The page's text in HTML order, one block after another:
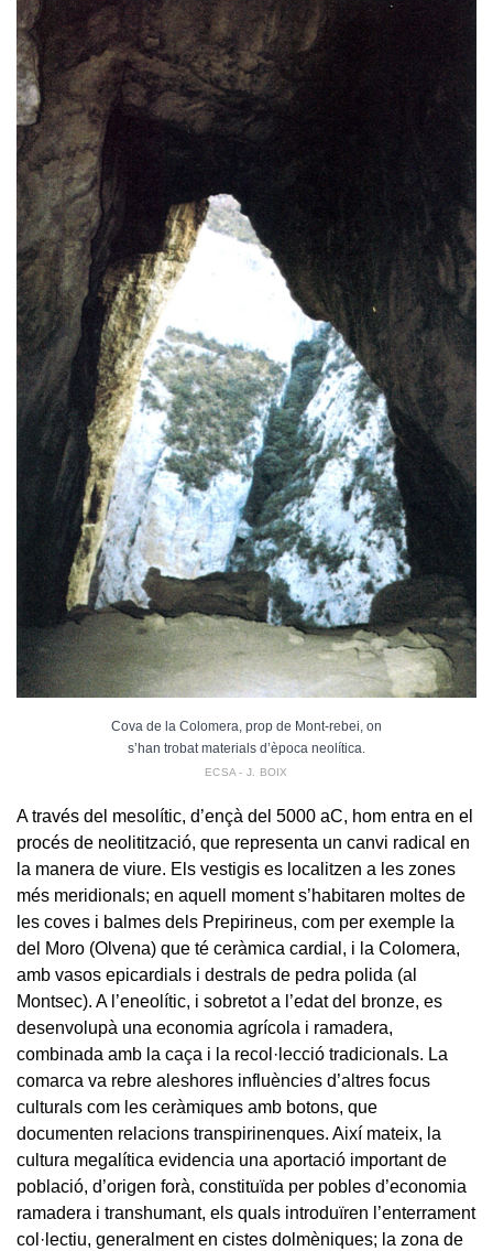
Cova de la Colomera, prop de Mont-rebei, on
s’han trobat materials d’època neolítica.
ECSA - J. BOIX
A través del mesolític, d’ençà del 5000 aC, hom entra en el
procés de neolitització, que representa un canvi radical en
la manera de viure. Els vestigis es localitzen a les zones
més meridionals; en aquell moment s’habitaren moltes de
les coves i balmes dels Prepirineus, com per exemple la
del Moro (Olvena) que té ceràmica cardial, i la Colomera,
amb vasos epicardials i destrals de pedra polida (al
Montsec). A l’eneolític, i sobretot a l’edat del bronze, es
desenvolupà una economia agrícola i ramadera,
combinada amb la caça i la recol·lecció tradicionals. La
comarca va rebre aleshores influències d’altres focus
culturals com les ceràmiques amb botons, que
documenten relacions transpirinenques. Així mateix, la
cultura megalítica evidencia una aportació important de
població, d’origen forà, constituïda per pobles d’economia
ramadera i transhumant, els quals introduïren l’enterrament
col·lectiu, generalment en cistes dolmèniques; la zona de